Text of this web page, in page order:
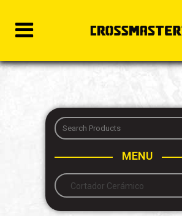
MENU
Cortador Cerámico